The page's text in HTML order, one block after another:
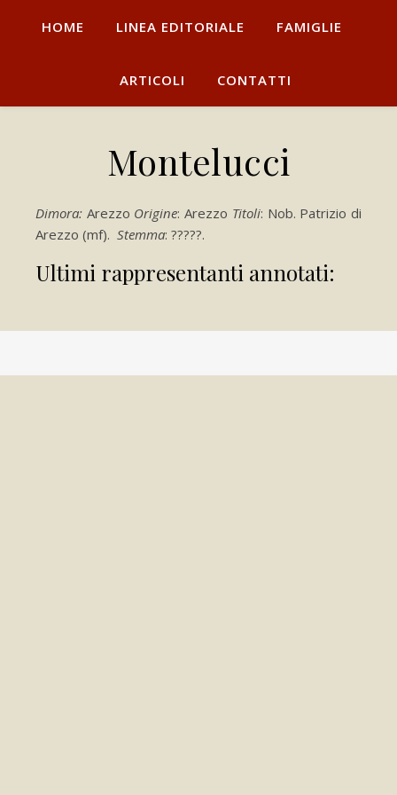
HOME LINEA EDITORIALE FAMIGLIE
ARTICOLI CONTATTI
Montelucci
Dimora: Arezzo Origine: Arezzo Titoli: Nob. Patrizio di
Arezzo (mf). Stemma: ?????.
Ultimi rappresentanti annotati: